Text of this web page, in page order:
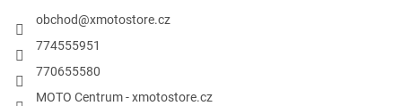
obchod@xmotostore.cz
774555951
770655580
MOTO Centrum - xmotostore.cz